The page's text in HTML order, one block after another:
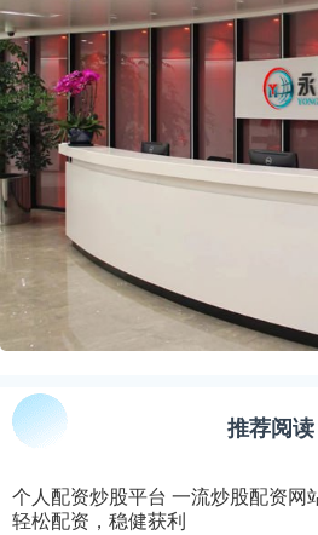
推荐阅读
个人配资炒股平台 一流炒股配资网
轻松配资，稳健获利